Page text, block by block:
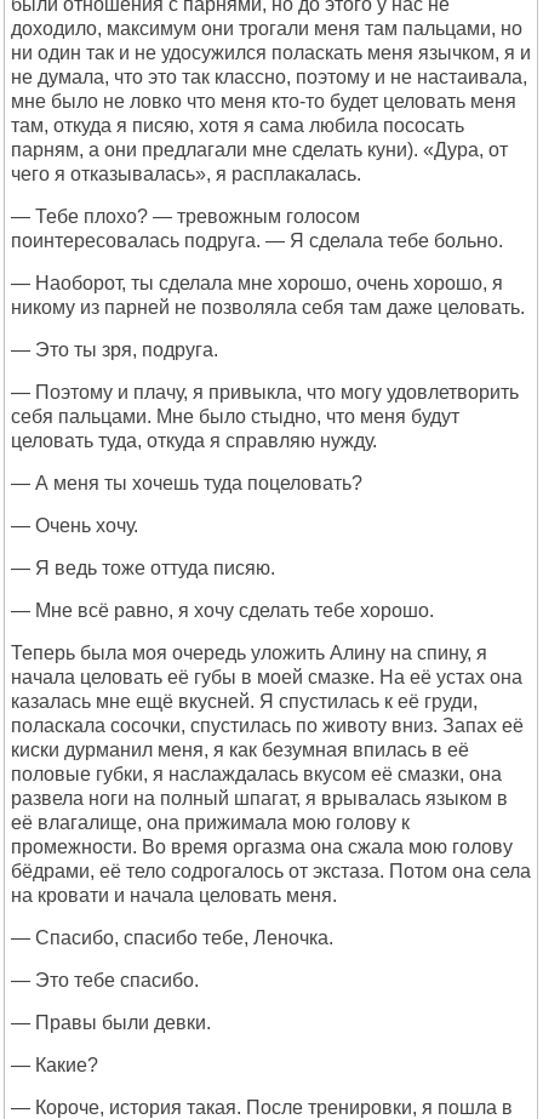
были отношения с парнями, но до этого у нас не
доходило, максимум они трогали меня там пальцами, но
ни один так и не удосужился поласкать меня язычком, я и
не думала, что это так классно, поэтому и не настаивала,
мне было не ловко что меня кто-то будет целовать меня
там, откуда я писяю, хотя я сама любила пососать
парням, а они предлагали мне сделать куни). «Дура, от
чего я отказывалась», я расплакалась.
— Тебе плохо? — тревожным голосом
поинтересовалась подруга. — Я сделала тебе больно.
— Наоборот, ты сделала мне хорошо, очень хорошо, я
никому из парней не позволяла себя там даже целовать.
— Это ты зря, подруга.
— Поэтому и плачу, я привыкла, что могу удовлетворить
себя пальцами. Мне было стыдно, что меня будут
целовать туда, откуда я справляю нужду.
— А меня ты хочешь туда поцеловать?
— Очень хочу.
— Я ведь тоже оттуда писяю.
— Мне всё равно, я хочу сделать тебе хорошо.
Теперь была моя очередь уложить Алину на спину, я
начала целовать её губы в моей смазке. На её устах она
казалась мне ещё вкусней. Я спустилась к её груди,
поласкала сосочки, спустилась по животу вниз. Запах её
киски дурманил меня, я как безумная впилась в её
половые губки, я наслаждалась вкусом её смазки, она
развела ноги на полный шпагат, я врывалась языком в
её влагалище, она прижимала мою голову к
промежности. Во время оргазма она сжала мою голову
бёдрами, её тело содрогалось от экстаза. Потом она села
на кровати и начала целовать меня.
— Спасибо, спасибо тебе, Леночка.
— Это тебе спасибо.
— Правы были девки.
— Какие?
— Короче, история такая. После тренировки, я пошла в